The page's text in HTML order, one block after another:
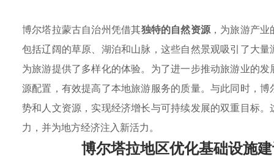
博尔塔拉蒙古自治州凭借其独特的自然资源，为旅游产业
包括辽阔的草原、湖泊和山脉，这些自然景观吸引了大
为旅游提供了多样化的体验。为了进一步推动旅游业的
源配置，有效提高了本地旅游服务的质量。与此同时，
势和人文资源，实现经济增长与可持续发展的双重目标
力，并为地方经济注入新活力。
博尔塔拉地区优化基础设施